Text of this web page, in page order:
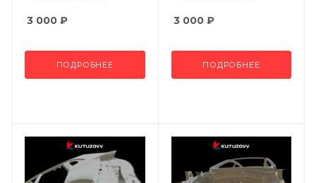
3 000 ₽
ПОДРОБНЕЕ
3 000₽
ПОДРОБНЕЕ